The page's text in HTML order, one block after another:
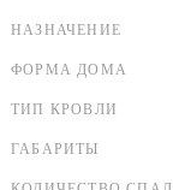
НАЗНАЧЕНИЕ
ФОРМА ДОМА
ТИП КРОВЛИ
ГАБАРИТЫ